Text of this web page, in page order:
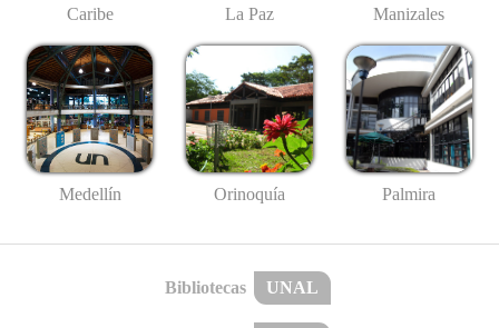
Caribe La Paz Manizales
Medellín Orinoquía Palmira
Bibliotecas UNAL